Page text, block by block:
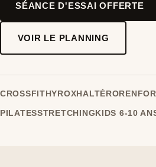
SÉANCE D'ESSAI OFFERTE
VOIR LE PLANNING
CROSSFITHYROXHALTÉRORENFO
PILATESSTRETCHINGKIDS 6-10